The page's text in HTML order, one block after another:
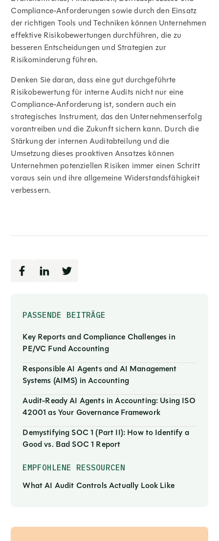
PASSENDE BEITRÄGE
Key Reports and Compliance Challenges in
PE/VC Fund Accounting
Responsible AI Agents and AI Management
Systems (AIMS) in Accounting
Audit-Ready AI Agents in Accounting: Using ISO
42001 as Your Governance Framework
Demystifying SOC 1 (Part II): How to Identify a
Good vs. Bad SOC 1 Report
EMPFOHLENE RESSOURCEN
What AI Audit Controls Actually Look Like
Compliance-Anforderungen sowie durch den Einsatz
der richtigen Tools und Techniken können Unternehmen
effektive Risikobewertungen durchführen, die zu
besseren Entscheidungen und Strategien zur
Risikominderung führen.
Denken Sie daran, dass eine gut durchgeführte
Risikobewertung für interne Audits nicht nur eine
Compliance-Anforderung ist, sondern auch ein
strategisches Instrument, das den Unternehmenserfolg
vorantreiben und die Zukunft sichern kann. Durch die
Stärkung der internen Auditabteilung und die
Umsetzung dieses proaktiven Ansatzes können
Unternehmen potenziellen Risiken immer einen Schritt
voraus sein und ihre allgemeine Widerstandsfähigkeit
verbessern.